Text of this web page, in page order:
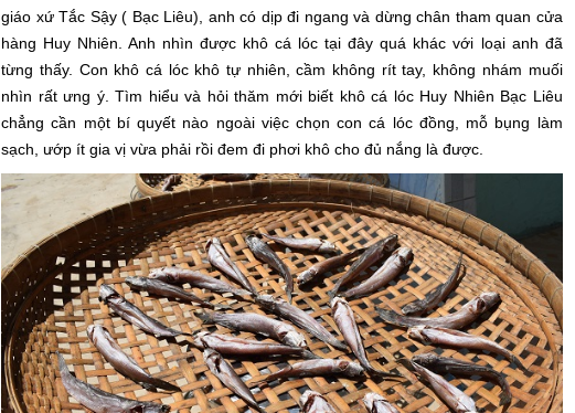
giáo xứ Tắc Sậy ( Bạc Liêu), anh có dịp đi ngang và dừng chân tham quan cửa
hàng Huy Nhiên. Anh nhìn được khô cá lóc tại đây quá khác với loại anh đã
từng thấy. Con khô cá lóc khô tự nhiên, cầm không rít tay, không nhám muối
nhìn rất ưng ý. Tìm hiểu và hỏi thăm mới biết khô cá lóc Huy Nhiên Bạc Liêu
chẳng cần một bí quyết nào ngoài việc chọn con cá lóc đồng, mỗ bụng làm
sạch, ướp ít gia vị vừa phải rồi đem đi phơi khô cho đủ nắng là được.